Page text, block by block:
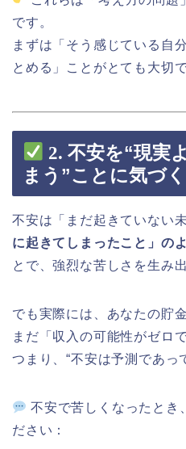
です。
まずは「そう感じている自
とめる」ことがとても大切で
2.不安を“現実
まう”ことに気づく
不安は「まだ起きていない未
に起きてしまったこと」の
とで、強烈な苦しさを生み
でも実際には、あなたの貯
まだ「収入の可能性がゼロ
つまり、“不安は予測であっ
不安で苦しくなったとき
ださい：